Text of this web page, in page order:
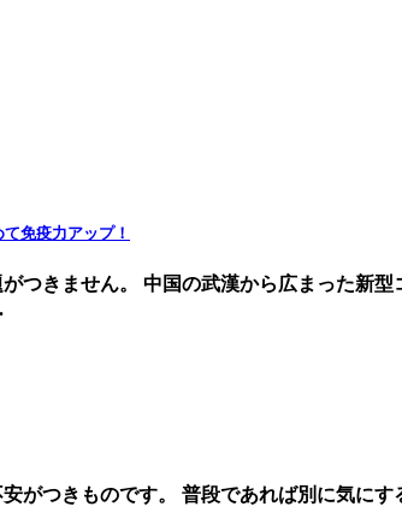
免疫力アップ！
つきません。 中国の武漢から広まった新
がつきものです。 普段であれば別に気にす